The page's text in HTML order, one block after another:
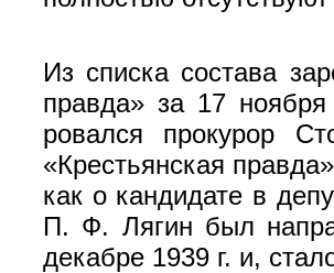
Из списка состава
правда» за 17
ровался прокурор
«Крестьянская
как о кандидате в
П. Ф. Лягин был
декабре 1939 г. и,